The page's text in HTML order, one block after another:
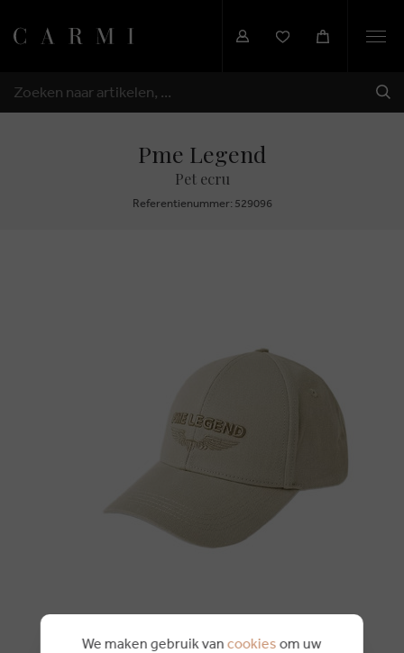
ZOEKEN
Pme Legend
Pet ecru
Referentienummer: 529096
We maken gebruik van cookies om uw